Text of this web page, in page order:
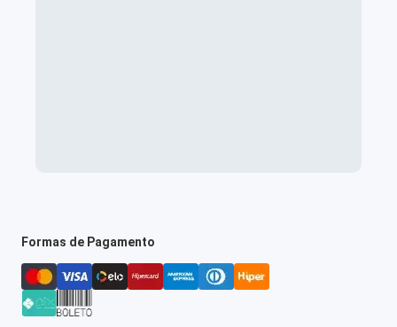
Formas de Pagamento